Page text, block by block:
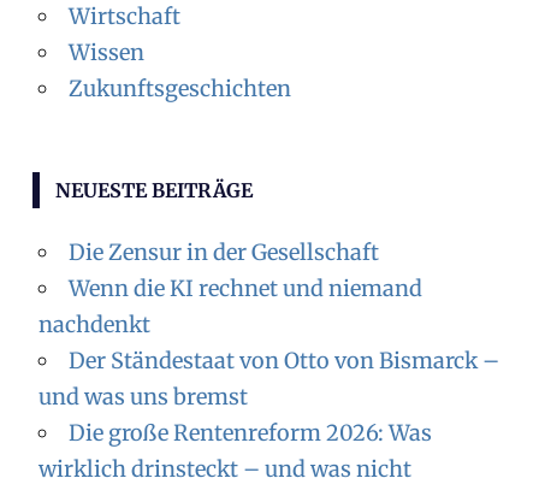
Wirtschaft
Wissen
Zukunftsgeschichten
NEUESTE BEITRÄGE
Die Zensur in der Gesellschaft
Wenn die KI rechnet und niemand
nachdenkt
Der Ständestaat von Otto von Bismarck –
und was uns bremst
Die große Rentenreform 2026: Was
wirklich drinsteckt – und was nicht